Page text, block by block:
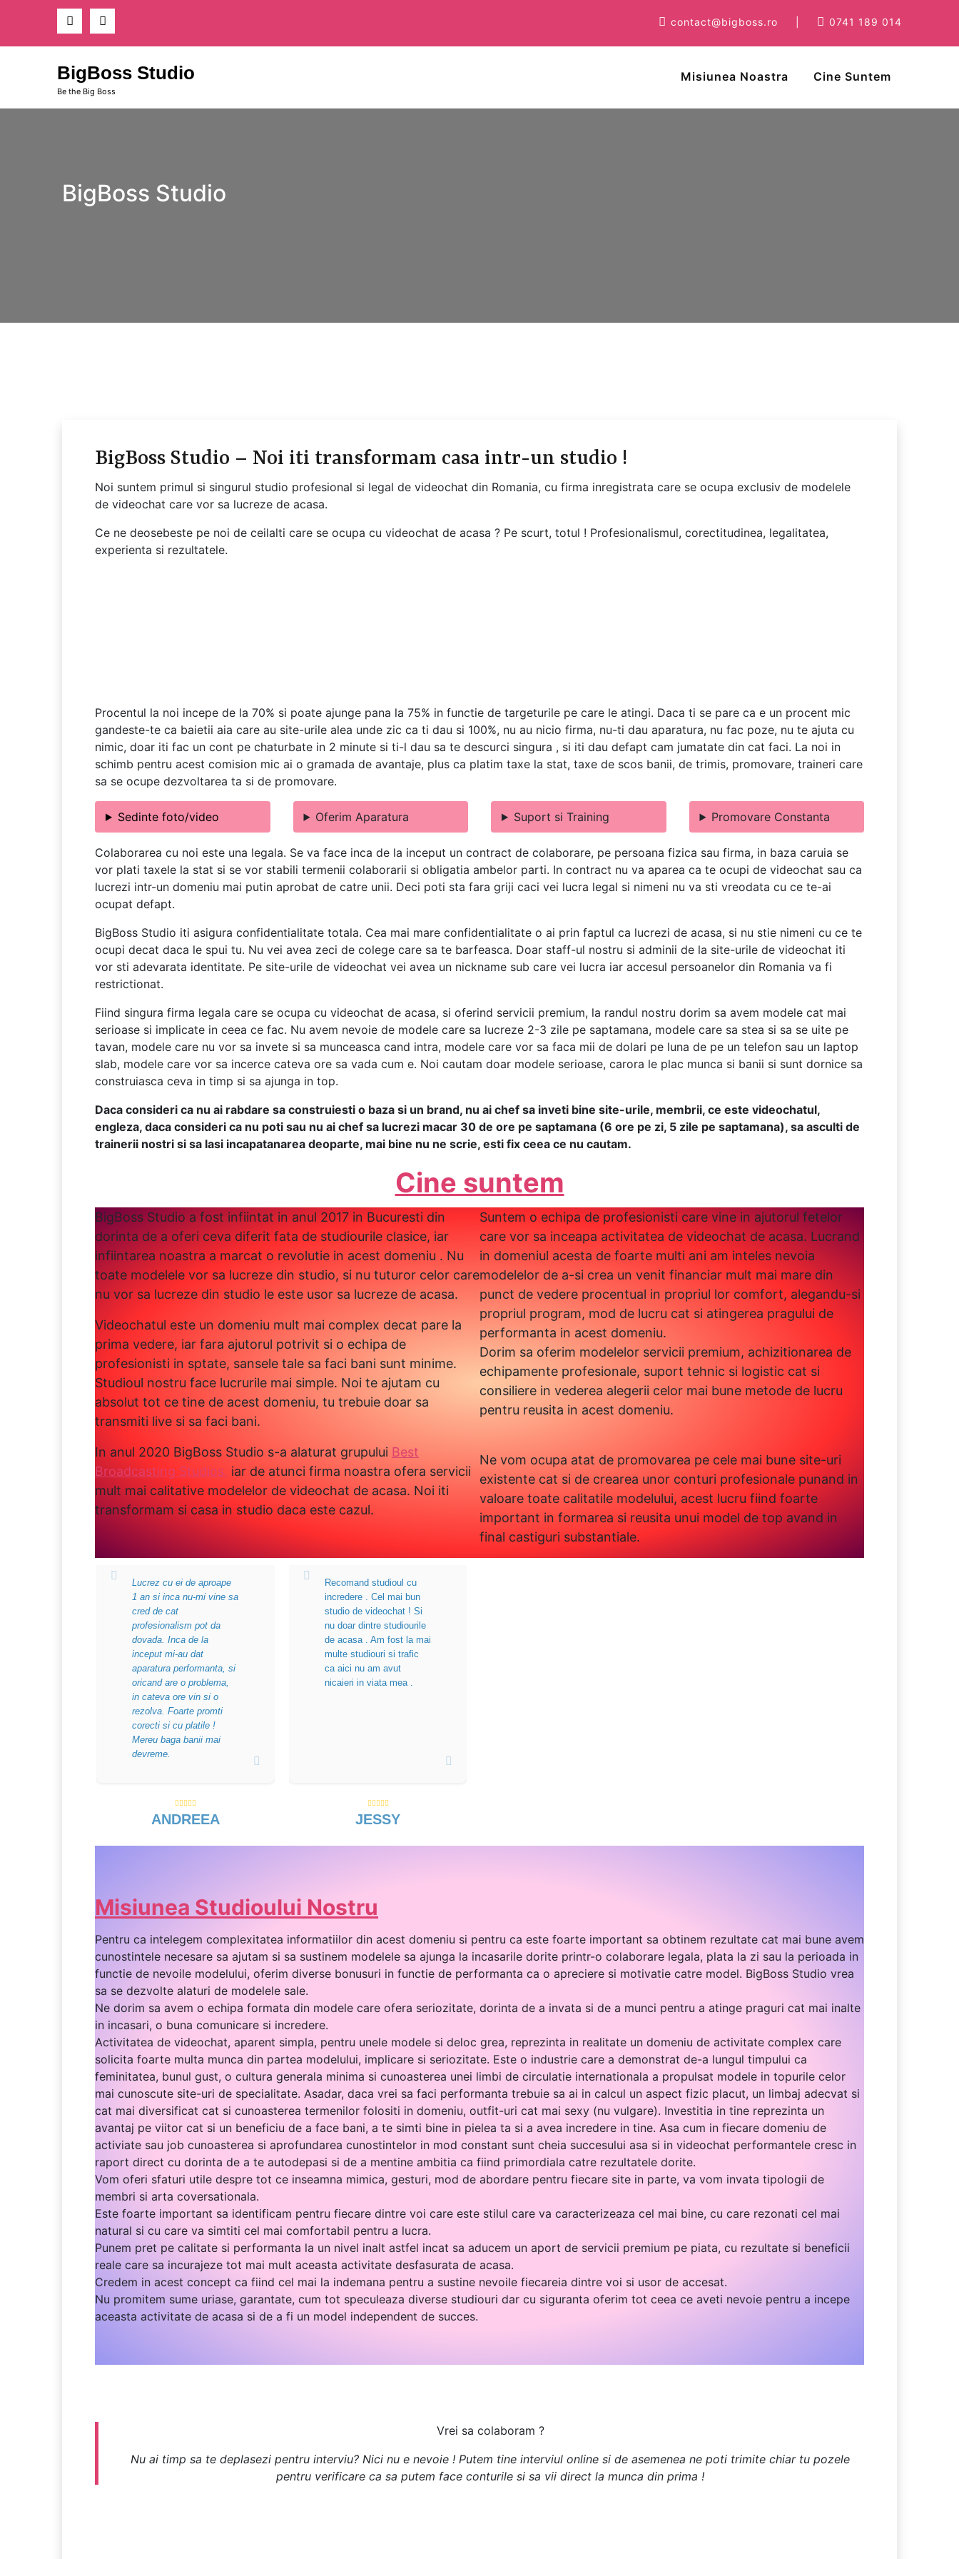
contact@bigboss.ro 0741 189 014
BigBoss Studio
Be the Big Boss
Misiunea Noastra Cine Suntem
BigBoss Studio
BigBoss Studio – Noi iti transformam casa intr-un studio !
Noi suntem primul si singurul studio profesional si legal de videochat din Romania, cu firma inregistrata care se ocupa exclusiv de modelele
de videochat care vor sa lucreze de acasa.
Ce ne deosebeste pe noi de ceilalti care se ocupa cu videochat de acasa ? Pe scurt, totul ! Profesionalismul, corectitudinea, legalitatea,
experienta si rezultatele.
Procentul la noi incepe de la 70% si poate ajunge pana la 75% in functie de targeturile pe care le atingi. Daca ti se pare ca e un procent mic
gandeste-te ca baietii aia care au site-urile alea unde zic ca ti dau si 100%, nu au nicio firma, nu-ti dau aparatura, nu fac poze, nu te ajuta cu
nimic, doar iti fac un cont pe chaturbate in 2 minute si ti-l dau sa te descurci singura , si iti dau defapt cam jumatate din cat faci. La noi in
schimb pentru acest comision mic ai o gramada de avantaje, plus ca platim taxe la stat, taxe de scos banii, de trimis, promovare, traineri care
sa se ocupe dezvoltarea ta si de promovare.
Sedinte foto/video Oferim Aparatura Suport si Training Promovare Constanta
Colaborarea cu noi este una legala. Se va face inca de la inceput un contract de colaborare, pe persoana fizica sau firma, in baza caruia se
vor plati taxele la stat si se vor stabili termenii colaborarii si obligatia ambelor parti. In contract nu va aparea ca te ocupi de videochat sau ca
lucrezi intr-un domeniu mai putin aprobat de catre unii. Deci poti sta fara griji caci vei lucra legal si nimeni nu va sti vreodata cu ce te-ai
ocupat defapt.
BigBoss Studio iti asigura confidentialitate totala. Cea mai mare confidentialitate o ai prin faptul ca lucrezi de acasa, si nu stie nimeni cu ce te
ocupi decat daca le spui tu. Nu vei avea zeci de colege care sa te barfeasca. Doar staff-ul nostru si adminii de la site-urile de videochat iti
vor sti adevarata identitate. Pe site-urile de videochat vei avea un nickname sub care vei lucra iar accesul persoanelor din Romania va fi
restrictionat.
Fiind singura firma legala care se ocupa cu videochat de acasa, si oferind servicii premium, la randul nostru dorim sa avem modele cat mai
serioase si implicate in ceea ce fac. Nu avem nevoie de modele care sa lucreze 2-3 zile pe saptamana, modele care sa stea si sa se uite pe
tavan, modele care nu vor sa invete si sa munceasca cand intra, modele care vor sa faca mii de dolari pe luna de pe un telefon sau un laptop
slab, modele care vor sa incerce cateva ore sa vada cum e. Noi cautam doar modele serioase, carora le plac munca si banii si sunt dornice sa
construiasca ceva in timp si sa ajunga in top.
Daca consideri ca nu ai rabdare sa construiesti o baza si un brand, nu ai chef sa inveti bine site-urile, membrii, ce este videochatul,
engleza, daca consideri ca nu poti sau nu ai chef sa lucrezi macar 30 de ore pe saptamana (6 ore pe zi, 5 zile pe saptamana), sa asculti de
trainerii nostri si sa lasi incapatanarea deoparte, mai bine nu ne scrie, esti fix ceea ce nu cautam.
Cine suntem
BigBoss Studio a fost infiintat in anul 2017 in Bucuresti din
dorinta de a oferi ceva diferit fata de studiourile clasice, iar
infiintarea noastra a marcat o revolutie in acest domeniu . Nu
toate modelele vor sa lucreze din studio, si nu tuturor celor care
nu vor sa lucreze din studio le este usor sa lucreze de acasa.
Videochatul este un domeniu mult mai complex decat pare la
prima vedere, iar fara ajutorul potrivit si o echipa de
profesionisti in sptate, sansele tale sa faci bani sunt minime.
Studioul nostru face lucrurile mai simple. Noi te ajutam cu
absolut tot ce tine de acest domeniu, tu trebuie doar sa
transmiti live si sa faci bani.
In anul 2020 BigBoss Studio s-a alaturat grupului Best
Broadcasting Studios, iar de atunci firma noastra ofera servicii
mult mai calitative modelelor de videochat de acasa. Noi iti
transformam si casa in studio daca este cazul.
Suntem o echipa de profesionisti care vine in ajutorul fetelor
care vor sa inceapa activitatea de videochat de acasa. Lucrand
in domeniul acesta de foarte multi ani am inteles nevoia
modelelor de a-si crea un venit financiar mult mai mare din
punct de vedere procentual in propriul lor comfort, alegandu-si
propriul program, mod de lucru cat si atingerea pragului de
performanta in acest domeniu.
Dorim sa oferim modelelor servicii premium, achizitionarea de
echipamente profesionale, suport tehnic si logistic cat si
consiliere in vederea alegerii celor mai bune metode de lucru
pentru reusita in acest domeniu.
Ne vom ocupa atat de promovarea pe cele mai bune site-uri
existente cat si de crearea unor conturi profesionale punand in
valoare toate calitatile modelului, acest lucru fiind foarte
important in formarea si reusita unui model de top avand in
final castiguri substantiale.
Lucrez cu ei de aproape
1 an si inca nu-mi vine sa
cred de cat
profesionalism pot da
dovada. Inca de la
inceput mi-au dat
aparatura performanta, si
oricand are o problema,
in cateva ore vin si o
rezolva. Foarte promti
corecti si cu platile !
Mereu baga banii mai
devreme.
ANDREEA
Recomand studioul cu
incredere . Cel mai bun
studio de videochat ! Si
nu doar dintre studiourile
de acasa . Am fost la mai
multe studiouri si trafic
ca aici nu am avut
nicaieri in viata mea .
JESSY
Misiunea Studioului Nostru
Pentru ca intelegem complexitatea informatiilor din acest domeniu si pentru ca este foarte important sa obtinem rezultate cat mai bune avem
cunostintele necesare sa ajutam si sa sustinem modelele sa ajunga la incasarile dorite printr-o colaborare legala, plata la zi sau la perioada in
functie de nevoile modelului, oferim diverse bonusuri in functie de performanta ca o apreciere si motivatie catre model. BigBoss Studio vrea
sa se dezvolte alaturi de modelele sale.
Ne dorim sa avem o echipa formata din modele care ofera seriozitate, dorinta de a invata si de a munci pentru a atinge praguri cat mai inalte
in incasari, o buna comunicare si incredere.
Activitatea de videochat, aparent simpla, pentru unele modele si deloc grea, reprezinta in realitate un domeniu de activitate complex care
solicita foarte multa munca din partea modelului, implicare si seriozitate. Este o industrie care a demonstrat de-a lungul timpului ca
feminitatea, bunul gust, o cultura generala minima si cunoasterea unei limbi de circulatie internationala a propulsat modele in topurile celor
mai cunoscute site-uri de specialitate. Asadar, daca vrei sa faci performanta trebuie sa ai in calcul un aspect fizic placut, un limbaj adecvat si
cat mai diversificat cat si cunoasterea termenilor folositi in domeniu, outfit-uri cat mai sexy (nu vulgare). Investitia in tine reprezinta un
avantaj pe viitor cat si un beneficiu de a face bani, a te simti bine in pielea ta si a avea incredere in tine. Asa cum in fiecare domeniu de
activiate sau job cunoasterea si aprofundarea cunostintelor in mod constant sunt cheia succesului asa si in videochat performantele cresc in
raport direct cu dorinta de a te autodepasi si de a mentine ambitia ca fiind primordiala catre rezultatele dorite.
Vom oferi sfaturi utile despre tot ce inseamna mimica, gesturi, mod de abordare pentru fiecare site in parte, va vom invata tipologii de
membri si arta coversationala.
Este foarte important sa identificam pentru fiecare dintre voi care este stilul care va caracterizeaza cel mai bine, cu care rezonati cel mai
natural si cu care va simtiti cel mai comfortabil pentru a lucra.
Punem pret pe calitate si performanta la un nivel inalt astfel incat sa aducem un aport de servicii premium pe piata, cu rezultate si beneficii
reale care sa incurajeze tot mai mult aceasta activitate desfasurata de acasa.
Credem in acest concept ca fiind cel mai la indemana pentru a sustine nevoile fiecareia dintre voi si usor de accesat.
Nu promitem sume uriase, garantate, cum tot speculeaza diverse studiouri dar cu siguranta oferim tot ceea ce aveti nevoie pentru a incepe
aceasta activitate de acasa si de a fi un model independent de succes.
Vrei sa colaboram ?
Nu ai timp sa te deplasezi pentru interviu? Nici nu e nevoie ! Putem tine interviul online si de asemenea ne poti trimite chiar tu pozele
pentru verificare ca sa putem face conturile si sa vii direct la munca din prima !